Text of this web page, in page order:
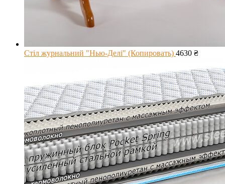
Стіл журнальний "Нью-Делі" (Копировать) 4630 ₴